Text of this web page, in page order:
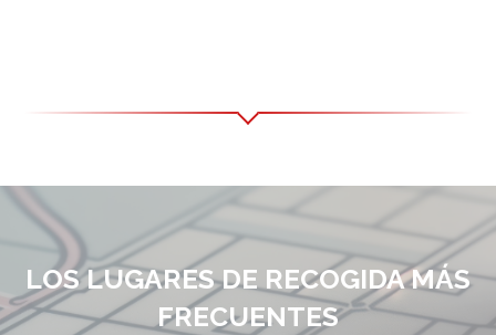
LOS LUGARES DE RECOGIDA MÁS
FRECUENTES